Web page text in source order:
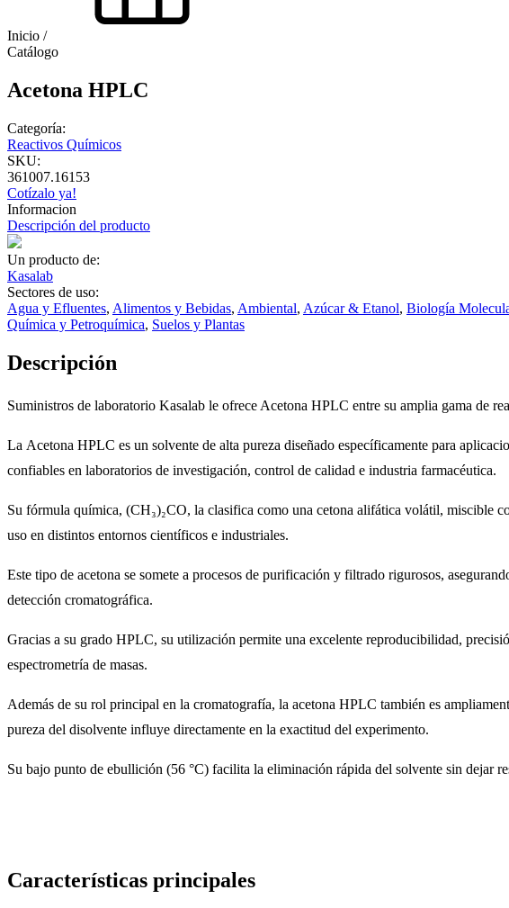
Inicio /
Catálogo
Acetona HPLC
Categoría:
Reactivos Químicos
SKU:
361007.16153
Cotízalo ya!
Informacion
Descripción del producto
Un producto de:
Kasalab
Sectores de uso:
Agua y Efluentes, Alimentos y Bebidas, Ambiental, Azúcar & Etanol, Biología
Química y Petroquímica, Suelos y Plantas
Descripción
Suministros de laboratorio Kasalab le ofrece Acetona HPLC entre su amplia gama de
La Acetona HPLC es un solvente de alta pureza diseñado específicamente para
confiables en laboratorios de investigación, control de calidad e industria farmacéutica.
Su fórmula química, (CH₃)₂CO, la clasifica como una cetona alifática volátil, miscible
uso en distintos entornos científicos e industriales.
Este tipo de acetona se somete a procesos de purificación y filtrado rigurosos,
detección cromatográfica.
Gracias a su grado HPLC, su utilización permite una excelente reproducibilidad,
espectrometría de masas.
Además de su rol principal en la cromatografía, la acetona HPLC también es
pureza del disolvente influye directamente en la exactitud del experimento.
Su bajo punto de ebullición (56 °C) facilita la eliminación rápida del solvente sin dejar
Características principales